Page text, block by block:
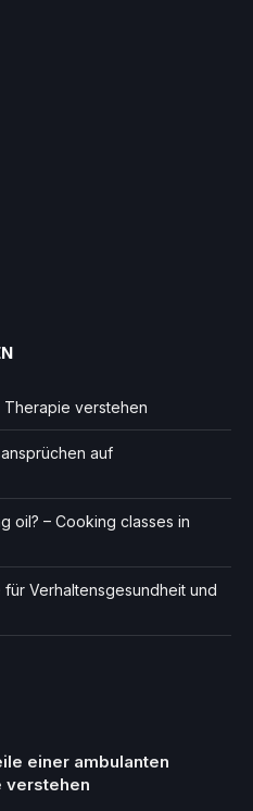
Therapie verstehen
auf
oil? – Cooking classes in
Verhaltensgesundheit und
einer ambulanten
verstehen